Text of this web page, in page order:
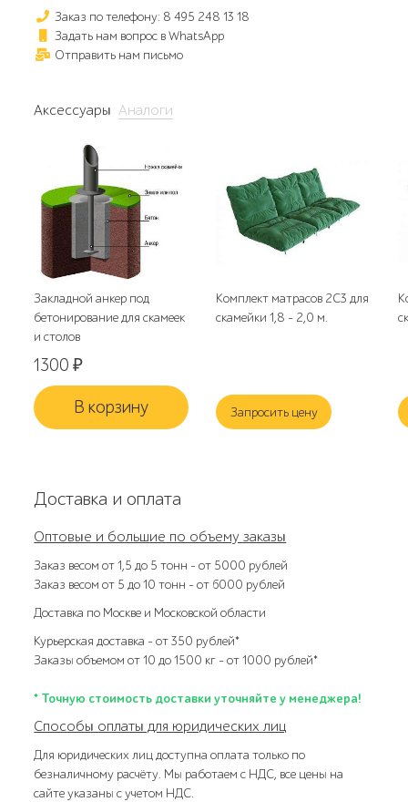
Заказ по телефону: 8 495 248 13 18
Задать нам вопрос в WhatsApp
Отправить нам письмо
Аксессуары Аналоги
Закладной анкер под
бетонирование для скамеек
и столов
1300₽
В корзину
Комплект матрасов 2С3 для
скамейки 1,8 - 2,0 м.
Запросить цену
Доставка и оплата
Оптовые и большие по объему заказы
Заказ весом от 1,5 до 5 тонн – от 5000 рублей
Заказ весом от 5 до 10 тонн – от 6000 рублей
Доставка по Москве и Московской области
Курьерская доставка – от 350 рублей*
Заказы объемом от 10 до 1500 кг – от 1000 рублей*
* Точную стоимость доставки уточняйте у менеджера!
Способы оплаты для юридических лиц
Для юридических лиц доступна оплата только по
безналичному расчёту. Мы работаем с НДС, все цены на
сайте указаны с учетом НДС.